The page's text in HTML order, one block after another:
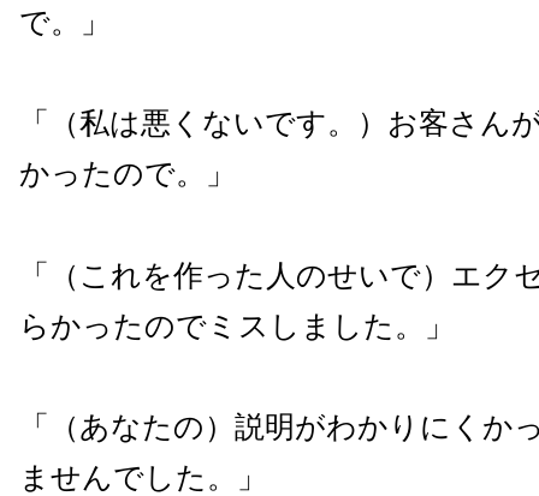
で。」
「（私は悪くないです。）お客さん
かったので。」
「（これを作った人のせいで）エク
らかったのでミスしました。」
「（あなたの）説明がわかりにくか
ませんでした。」